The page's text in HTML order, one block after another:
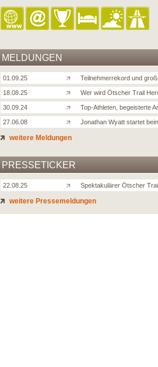
MELDUNGEN
01.09.25 Teilnehmerrekord und
18.08.25 Wer wird Ötscher Trail
30.09.24 Top-Athleten, begeisterte
27.06.08 Jonathan Wyatt startet
weitere Meldungen
PRESSETICKER
22.08.25 Spektakulärer Ötscher
weitere Pressemeldungen